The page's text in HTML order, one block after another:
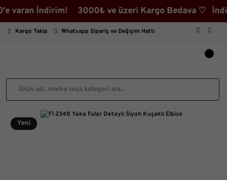
İndirim! 3000₺ ve üzeri Kargo Bedava ♡
Kargo Takip Whatsapp Sipariş ve Değişim Hattı
Yeni